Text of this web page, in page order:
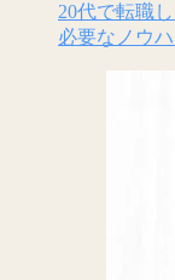
20代で転職
必要なノウ